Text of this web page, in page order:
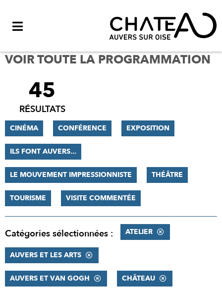
VOIR TOUTE LA PROGRAMMATION
FILTRER
RÉSULTATS
45
RÉSULTATS
CINÉMA CONFÉRENCE EXPOSITION
ILS FONT AUVERS...
LE MOUVEMENT IMPRESSIONNISTE THÉÂTRE
TOURISME VISITE COMMENTÉE
Catégories sélectionnées : ATELIER
AUVERS ET LES ARTS
AUVERS ET VAN GOGH CHÂTEAU